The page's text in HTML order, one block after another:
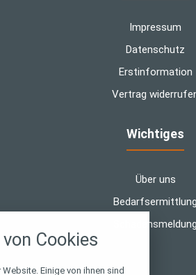
Impressum
Datenschutz
Erstinformation
Vertrag
Wichtiges
Über uns
Bedarfsermittlung
Schadensmeldung
Cookies
Einige von ihnen sind
alle verwendeten Cookies und
zu blockieren.